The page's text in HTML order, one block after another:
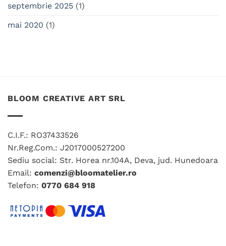
septembrie 2025 (1)
mai 2020 (1)
BLOOM CREATIVE ART SRL
C.I.F.: RO37433526
Nr.Reg.Com.: J2017000527200
Sediu social: Str. Horea nr.104A, Deva, jud. Hunedoara
Email: comenzi@bloomatelier.ro
Telefon: 0770 684 918